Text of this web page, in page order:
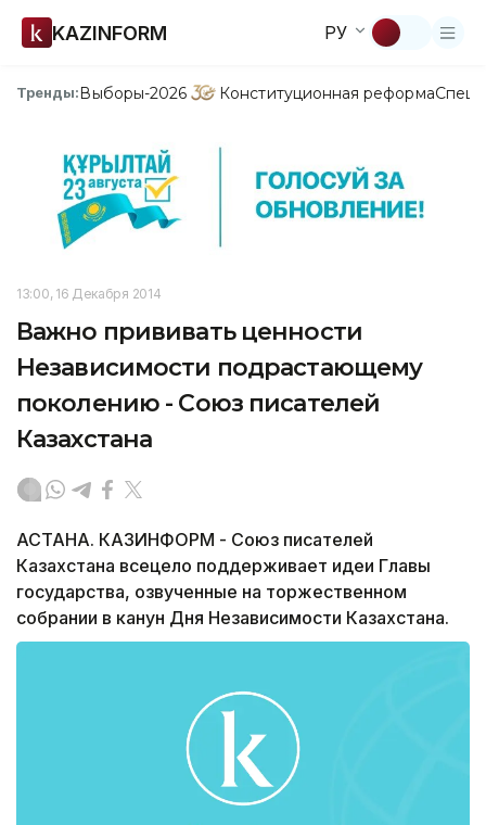
KAZINFORM РУ
Тренды:Выборы-2026 Конституционная реформа
13:00, 16 Декабря 2014
Важно прививать ценности
Независимости подрастающему
поколению - Союз писателей
Казахстана
АСТАНА. КАЗИНФОРМ - Союз писателей
Казахстана всецело поддерживает идеи Главы
государства, озвученные на торжественном
собрании в канун Дня Независимости Казахстана.